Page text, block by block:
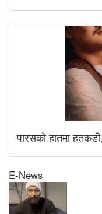
पारसको हातमा
E-News